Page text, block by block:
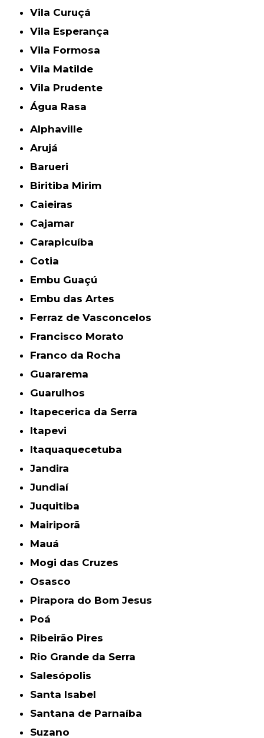
Vila Curuçá
Vila Esperança
Vila Formosa
Vila Matilde
Vila Prudente
Água Rasa
Alphaville
Arujá
Barueri
Biritiba Mirim
Caieiras
Cajamar
Carapicuíba
Cotia
Embu Guaçú
Embu das Artes
Ferraz de Vasconcelos
Francisco Morato
Franco da Rocha
Guararema
Guarulhos
Itapecerica da Serra
Itapevi
Itaquaquecetuba
Jandira
Jundiaí
Juquitiba
Mairiporã
Mauá
Mogi das Cruzes
Osasco
Pirapora do Bom Jesus
Poá
Ribeirão Pires
Rio Grande da Serra
Salesópolis
Santa Isabel
Santana de Parnaíba
Suzano